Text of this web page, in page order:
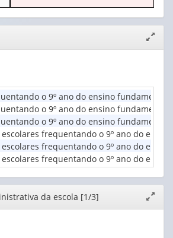
valor):
apenas
1
escola
janela
o 9º ano do ensino
o 9º ano do ensino
o 9º ano do ensino
frequentando o 9º ano do
frequentando o 9º ano do
frequentando o 9º ano do
janela
da escola [1/3]